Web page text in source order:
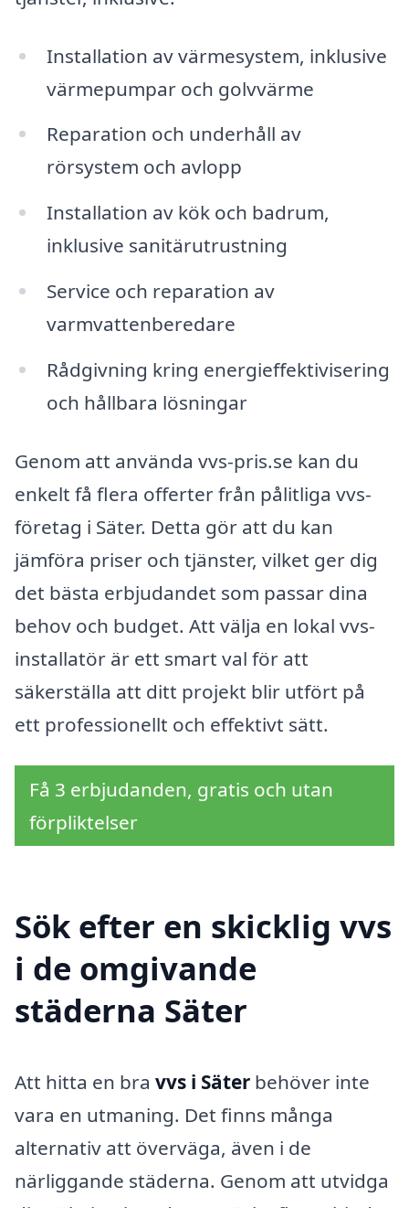
Installation av värmesystem, inklusive
värmepumpar och golvvärme
Reparation och underhåll av
rörsystem och avlopp
Installation av kök och badrum,
inklusive sanitärutrustning
Service och reparation av
varmvattenberedare
Rådgivning kring energieffektivisering
och hållbara lösningar
Genom att använda vvs-pris.se kan du
enkelt få flera offerter från pålitliga vvs-
företag i Säter. Detta gör att du kan
jämföra priser och tjänster, vilket ger dig
det bästa erbjudandet som passar dina
behov och budget. Att välja en lokal vvs-
installatör är ett smart val för att
säkerställa att ditt projekt blir utfört på
ett professionellt och effektivt sätt.
Få 3 erbjudanden, gratis och utan
förpliktelser
Sök efter en skicklig vvs
i de omgivande
städerna Säter
Att hitta en bra vvs i Säter behöver inte
vara en utmaning. Det finns många
alternativ att överväga, även i de
närliggande städerna. Genom att utvidga